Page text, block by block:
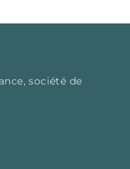
société de